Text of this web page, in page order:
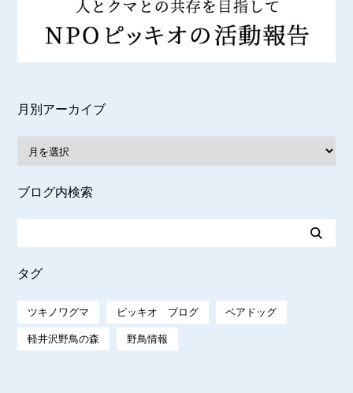
月別アーカイブ
ブログ内検索
タグ
ツキノワグマ ピッキオ ブログ ベアドッグ
軽井沢野鳥の森 野鳥情報